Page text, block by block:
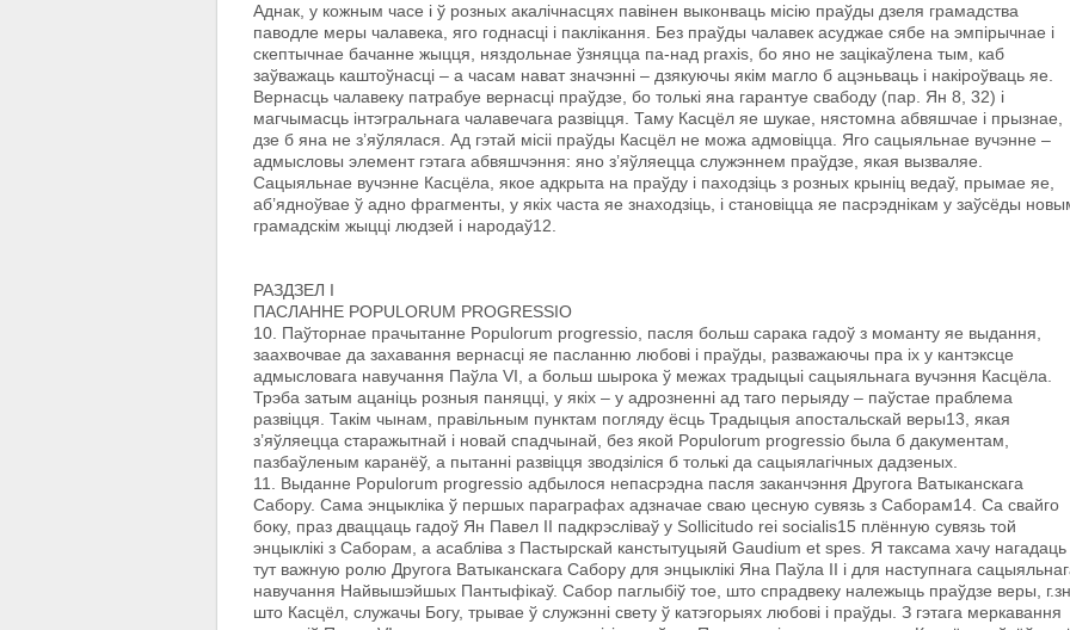
Аднак, у кожным часе i ў розных акалічнасцях павінен выконваць місію праўды дзеля грамадства
паводле меры чалавека, яго годнасці і паклікання. Без праўды чалавек асуджае сябе на эмпірычнае i
скептычнае бачанне жыцця, няздольнае ўзняцца па-над praxis, бо яно не зацікаўлена тым, каб
заўважаць каштоўнасці – а часам нават значэнні – дзякуючы якім магло б ацэньваць і накіроўваць яе.
Вернасць чалавеку патрабуе вернасці праўдзе, бо толькі яна гарантуе свабоду (пар. Ян 8, 32) i
магчымасць інтэгральнага чалавечага развіцця. Таму Касцёл яе шукае, нястомна абвяшчае i прызнае,
дзе б яна не з’яўлялася. Ад гэтай місіі праўды Касцёл не можа адмовіцца. Яго сацыяльнае вучэнне –
адмысловы элемент гэтага абвяшчэння: яно з’яўляецца служэннем праўдзе, якая вызваляе.
Сацыяльнае вучэнне Касцёла, якое адкрыта на праўду і паходзіць з розных крыніц ведаў, прымае яе,
аб’ядноўвае ў адно фрагменты, у якіх часта яе знаходзіць, i становіцца яе пасрэднікам у заўсёды
грамадскім жыцці людзей і народаў12.
РАЗДЗЕЛ I
ПАСЛАННЕ POPULORUM PROGRESSIO
10. Паўторнае прачытанне Populorum progressio, пасля больш сарака гадоў з моманту яе выдання,
заахвочвае да захавання вернасці яе пасланню любові i праўды, разважаючы пра іх у кантэксце
адмысловага навучання Паўла VI, a больш шырока ў межах традыцыі сацыяльнага вучэння Касцёла.
Трэба затым ацаніць розныя паняцці, у якіх – у адрозненні ад таго перыяду – паўстае праблема
развіцця. Такім чынам, правільным пунктам погляду ёсць Традыцыя апостальскай веры13, якая
з’яўляецца старажытнай і новай спадчынай, без якой Populorum progressio была б дакументам,
пазбаўленым каранёў, a пытанні развіцця зводзіліся б толькі да сацыялагічных дадзеных.
11. Выданне Populorum progressio адбылося непасрэдна пасля заканчэння Другога Ватыканскага
Сабору. Сама энцыкліка ў першых параграфах адзначае сваю цесную сувязь з Саборам14. Са свайго
боку, праз дваццаць гадоў Ян Павел II падкрэсліваў у Sollicitudo rei socialis15 плённую сувязь той
энцыклікі з Саборам, a асабліва з Пастырскай канстытуцыяй Gaudium et spes. Я таксама хачу нагадаць
тут важную ролю Другога Ватыканскага Сабору для энцыклікі Яна Паўла II і для наступнага
навучання Найвышэйшых Пантыфікаў. Сабор паглыбіў тое, што спрадвеку належыць праўдзе веры, г.зн.
што Касцёл, служачы Богу, трывае ў служэнні свету ў катэгорыях любові i праўды. З гэтага меркавання